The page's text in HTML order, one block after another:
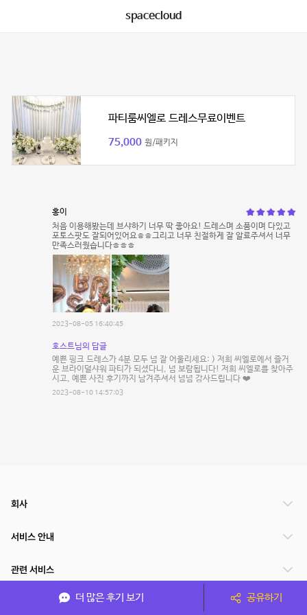
spacecloud
파티룸씨엘로 드레스무료이벤트
75,000 원/패키지
홍이
처음 이용해봤는데 브샤하기 너무 딱 좋아요! 드레스며 소품이며 다있고
포토스팟도 잘되어있어요ㅎㅎ그리고 너무 친절하게 잘 알료주셔서 너무
만족스러웠습니다ㅎㅎㅎ
2023-08-05 16:40:45
호스트님의 답글
예쁜 핑크 드레스가 4분 모두 넘 잘 어울리세요: ) 저희 씨엘로에서 즐거
운 브라이덜샤워 파티가 되셨다니, 넘 보람됩니다! 저희 씨엘로를 찾아주
시고, 예쁜 사진 후기까지 남겨주셔서 넘넘 감사드립니다 ❤️
2023-08-10 14:57:03
더 많은 후기 보기 공유하기
회사
서비스 안내
관련 서비스